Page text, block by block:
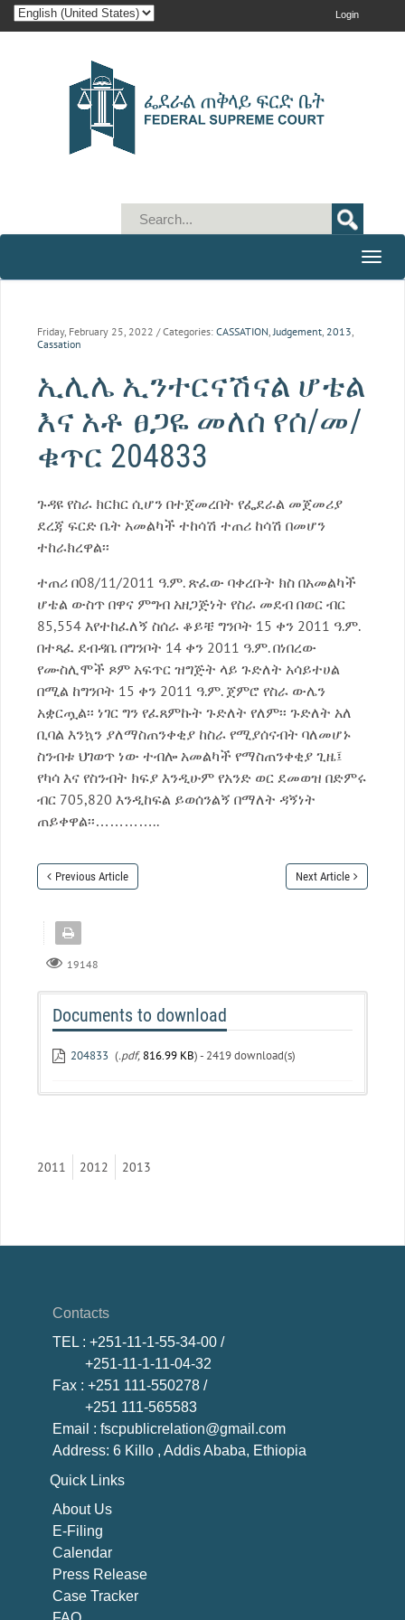
Login
Toggle
Friday, February 25, 2022 / Categories: CASSATION,Judgement, 2013,
Cassation
ኢሊሌ ኢንተርናሽናል ሆቴል
እና አቶ ፀጋዬ መለሰ የሰ/መ/
ቁጥር 204833
ጉዳዩ የስራ ክርክር ሲሆን በተጀመረበት የፌደራል መጀመሪያ
ደረጃ ፍርድ ቤት አመልካች ተከሳሽ ተጠሪ ከሳሽ በመሆን
ተከራክረዋል፡፡
ተጠሪ በ08/11/2011 ዓ.ም. ጽፈው ባቀረቡት ክስ በአመልካች
ሆቴል ውስጥ በዋና ምግብ አዘጋጅነት የስራ መደብ በወር ብር
85,554 እየተከፈለኝ ስሰራ ቆይቼ ግንቦት 15 ቀን 2011 ዓ.ም.
በተጻፈ ደብዳቤ በግንቦት 14 ቀን 2011 ዓ.ም. በነበረው
የሙስሊሞች ጾም አፍጥር ዝግጅት ላይ ጉድለት አሳይተሀል
በሚል ከግንቦት 15 ቀን 2011 ዓ.ም. ጀምሮ የስራ ውሌን
አቋርጧል፡፡ ነገር ግን የፈጸምኩት ጉድለት የለም፡፡ ጉድለት አለ
ቢባል እንኳን ያለማስጠንቀቂያ ከስራ የሚያሰናብት ባለመሆኑ
ስንብቱ ህገወጥ ነው ተብሎ አመልካች የማስጠንቀቂያ ጊዜ፤
የካሳ እና የስንብት ክፍያ እንዲሁም የአንድ ወር ደመወዝ በድምሩ
ብር 705,820 እንዲከፍል ይወሰንልኝ በማለት ዳኝነት
ጠይቀዋል፡፡…………..
Previous Article Next Article
19148
Documents to download
204833 (.pdf, 816.99 KB) - 2419 download(s)
2011 2012 2013
Contacts
TEL : +251-11-1-55-34-00 /
+251-11-1-11-04-32
Fax : +251 111-550278 /
+251 111-565583
Email : fscpublicrelation@gmail.com
Address: 6 Killo , Addis Ababa, Ethiopia
Quick Links
About Us
E-Filing
Calendar
Press Release
Case Tracker